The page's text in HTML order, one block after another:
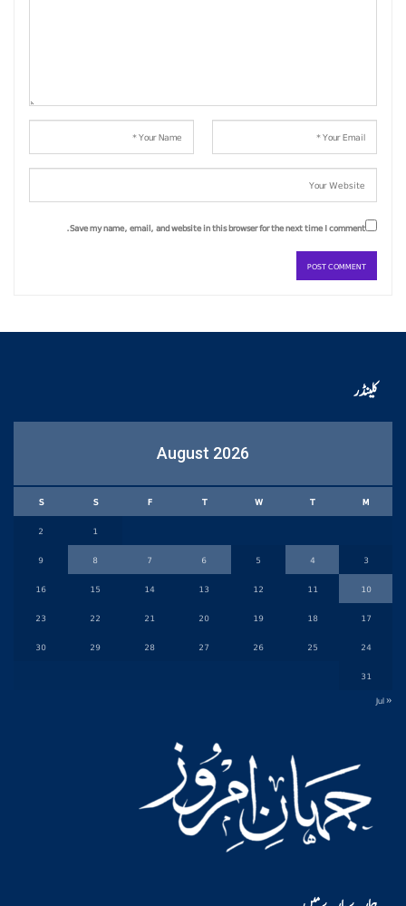
Save my name, email, and website in this browser for the next time I comment.
کلینڈر
August 2026
M
T
W
T
F
S
S
1
2
3
4
5
6
7
8
9
10
11
12
13
14
15
16
17
18
19
20
21
22
23
24
25
26
27
28
29
30
31
« Jul